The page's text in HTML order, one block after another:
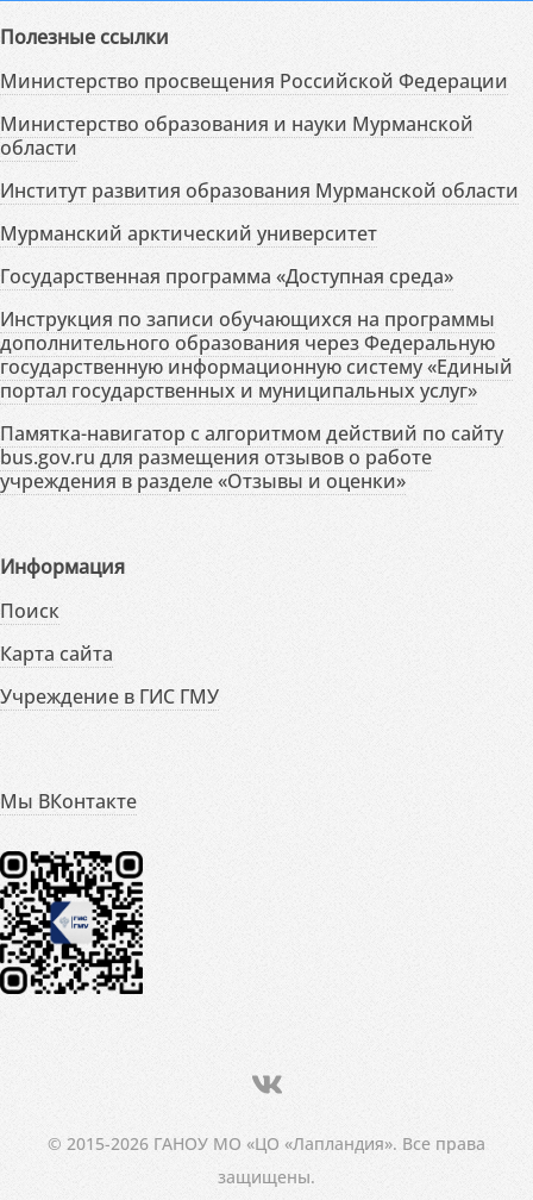
Полезные ссылки
Министерство просвещения Российской Федерации
Министерство образования и науки Мурманской
области
Институт развития образования Мурманской области
Мурманский арктический университет
Государственная программа «Доступная среда»
Инструкция по записи обучающихся на программы
дополнительного образования через Федеральную
государственную информационную систему «Единый
портал государственных и муниципальных услуг»
Памятка-навигатор с алгоритмом действий по сайту
bus.gov.ru для размещения отзывов о работе
учреждения в разделе «Отзывы и оценки»
Информация
Поиск
Карта сайта
Учреждение в ГИС ГМУ
Мы ВКонтакте
© 2015-2026 ГАНОУ МО «ЦО «Лапландия». Все права
защищены.